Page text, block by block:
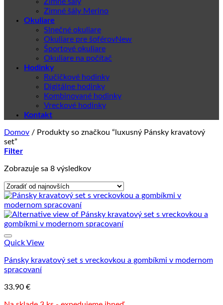
Zimné šály Merino
Okuliare
Slnečné okuliare
Okuliare pre šoférov
Športové okuliare
Okuliare na počítač
Hodinky
Ručičkové hodinky
Digitálne hodinky
Kombinované hodinky
Vreckové hodinky
Kontakt
Domov / Produkty so značkou “luxusný Pánsky kravatový
set”
Filter
Zobrazuje sa 8 výsledkovZoradené
najnovších
Quick View
Pánsky kravatový set s vreckovkou a gombíkmi v modernom
spracovaní
33.90 €